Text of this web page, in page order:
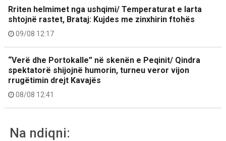
Rriten helmimet nga ushqimi/ Temperaturat e larta
shtojnë rastet, Brataj: Kujdes me zinxhirin ftohës
09/08 12:17
“Verë dhe Portokalle” në skenën e Peqinit/ Qindra
spektatorë shijojnë humorin, turneu veror vijon
rrugëtimin drejt Kavajës
08/08 12:41
Na ndiqni: